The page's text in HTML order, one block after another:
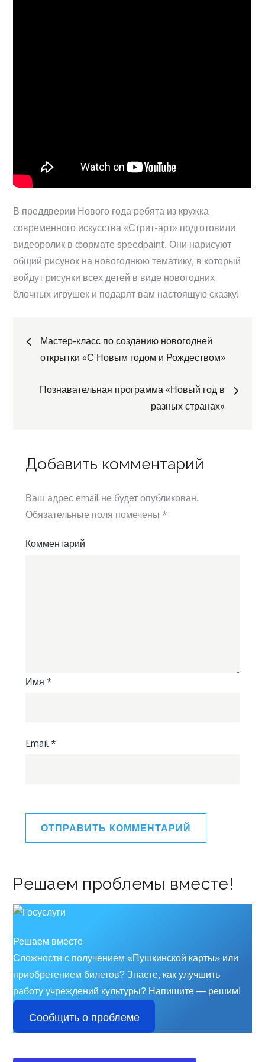
В преддверии Нового года ребята из кружка
современного искусства «Стрит-арт» подготовили
видеоролик в формате speedpaint. Они нарисуют
общий рисунок на новогоднюю тематику, в который
войдут рисунки всех детей в виде новогодних
ёлочных игрушек и подарят вам настоящую сказку!
Навигация
по
Мастер-класс по созданию новогодней
открытки «С Новым годом и Рождеством»
Познавательная программа «Новый год в
разных странах»
Добавить комментарий
Ваш адрес email не будет опубликован.
Обязательные поля помечены *
Комментарий
Имя *
Email*
Решаем проблемы вместе!
Решаем вместе
Сложности с получением «Пушкинской карты» или
приобретением билетов? Знаете, как улучшить
работу учреждений культуры? Напишите — решим!
Сообщить о проблеме